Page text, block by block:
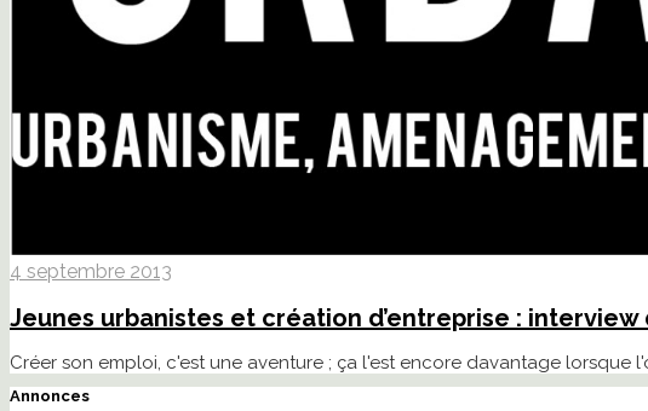
4 septembre 2013
Jeunes urbanistes et création d’entreprise : interview
Créer son emploi, c'est une aventure ; ça l'est encore davantage lorsque
Annonces